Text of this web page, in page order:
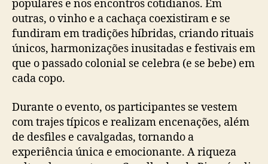
populares e nos encontros cotidianos. Em
outras, o vinho e a cachaça coexistiram e se
fundiram em tradições híbridas, criando rituais
únicos, harmonizações inusitadas e festivais em
que o passado colonial se celebra (e se bebe) em
cada copo.
Durante o evento, os participantes se vestem
com trajes típicos e realizam encenações, além
de desfiles e cavalgadas, tornando a
experiência única e emocionante. A riqueza